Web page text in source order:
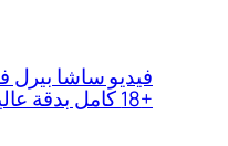
فيديو ساشا بيرل
+18 كامل بدقة عالية